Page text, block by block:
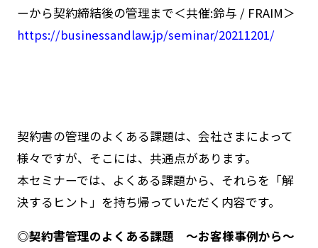
ーから契約締結後の管理まで＜共催:鈴与 / FRAIM＞
https://businessandlaw.jp/seminar/20211201/
契約書の管理のよくある課題は、会社さまによって
様々ですが、そこには、共通点があります。
本セミナーでは、よくある課題から、それらを「解
決するヒント」を持ち帰っていただく内容です。
◎契約書管理のよくある課題 ～お客様事例から～